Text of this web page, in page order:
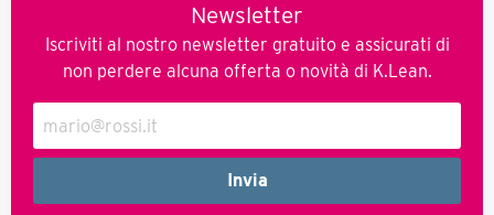
Newsletter
Iscriviti al nostro newsletter gratuito e assicurati di
non perdere alcuna offerta o novità di K.Lean.
Invia